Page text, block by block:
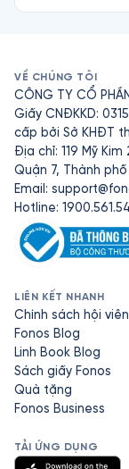
VỀ CHÚNG TÔI
CÔNG TY CỔ
Giấy CNĐKKD:
cấp bởi Sở KHĐT
Địa chỉ: 119 Mỹ
Quận 7, Thành
Email:
Hotline:
LIÊN KẾT NHANH
Chính sách hội viên
Fonos Blog
Linh Book Blog
Sách giấy Fonos
Quà tặng
Fonos Business
TẢI ỨNG DỤNG